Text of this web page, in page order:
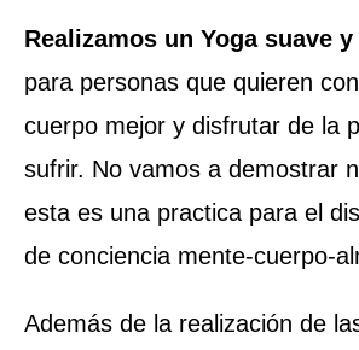
Realizamos un Yoga suave
para personas que quieren
cuerpo mejor y disfrutar de la
sufrir. No vamos a demostrar
esta es una practica para el
de conciencia mente-cuerpo-
Además de la realización de